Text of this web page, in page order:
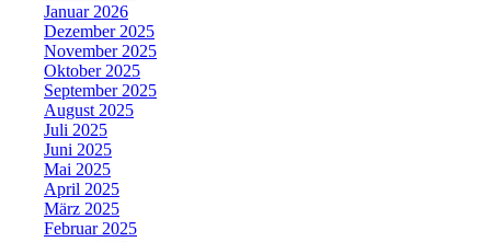
Januar 2026
Dezember 2025
November 2025
Oktober 2025
September 2025
August 2025
Juli 2025
Juni 2025
Mai 2025
April 2025
März 2025
Februar 2025